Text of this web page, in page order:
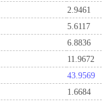
2.9461
5.6117
6.8836
11.9672
43.9569
1.6684